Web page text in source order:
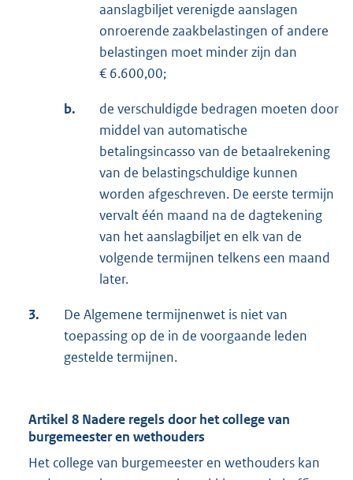
aanslagbiljet verenigde aanslagen
onroerende zaakbelastingen of andere
belastingen moet minder zijn dan
€ 6.600,00;
b.
de verschuldigde bedragen moeten door
middel van automatische
betalingsincasso van de betaalrekening
van de belastingschuldige kunnen
worden afgeschreven. De eerste termijn
vervalt één maand na de dagtekening
van het aanslagbiljet en elk van de
volgende termijnen telkens een maand
later.
3.
De Algemene termijnenwet is niet van
toepassing op de in de voorgaande leden
gestelde termijnen.
Artikel 8 Nadere regels door het college van
burgemeester en wethouders
Het college van burgemeester en wethouders kan